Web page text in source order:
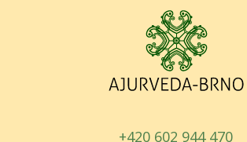
+420 602 944 470